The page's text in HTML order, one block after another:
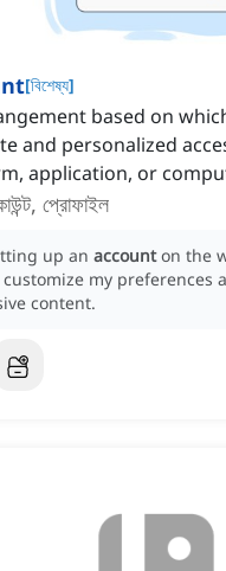
[বিশেষ্য]
based on
and personalized
application, or
প্রোফাইল
up an account on the
my preferences
content.